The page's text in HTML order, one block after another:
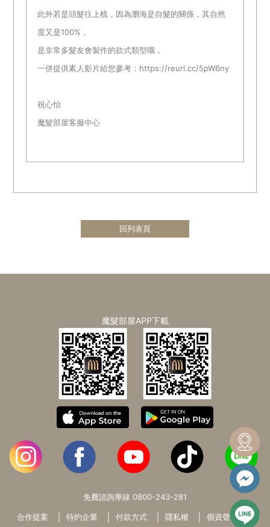
此外若是頭髮往上梳，因為瀏海是自髮的關係，其自然
度又是100%，
是非常多髮友會製作的款式類型哦，
一併提供素人影片給您參考：https://reurl.cc/5pW6ny
祝心怡
魔髮部屋客服中心
回列表頁
魔髮部屋APP下載
免費諮詢專線 0800-243-281
合作提案 特約企業 付款方式 隱私權
個資聲明